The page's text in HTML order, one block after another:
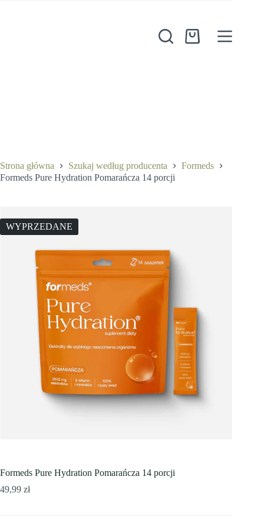
Koszyk
Strona główna Szukaj według producenta
Formeds
Formeds Pure Hydration Pomarańcza 14 porcji
WYPRZEDANE
Formeds Pure Hydration Pomarańcza 14 porcji
49,99 zł